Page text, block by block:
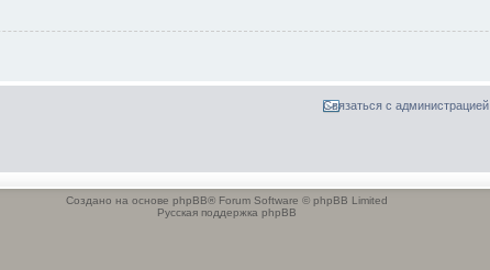
Связаться с администрацией
Создано на основе phpBB® Forum Software © phpBB Limited
Русская поддержка phpBB